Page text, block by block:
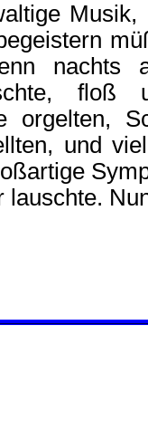
nachts
floß
orgelten,
und
lauschte.